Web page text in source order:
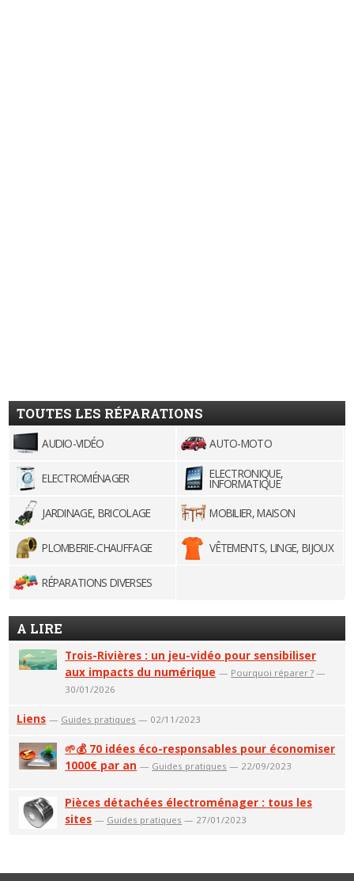
TOUTES LES RÉPARATIONS
AUDIO-VIDÉO AUTO-MOTO
ELECTROMÉNAGER ELECTRONIQUE,
INFORMATIQUE
JARDINAGE, BRICOLAGE
MOBILIER, MAISON
PLOMBERIE-CHAUFFAGE VÊTEMENTS, LINGE, BIJOUX
RÉPARATIONS DIVERSES
A LIRE
Trois-Rivières : un jeu-vidéo pour sensibiliser
aux impacts du numérique — Pourquoi réparer ? —
30/01/2026
Liens — Guides pratiques — 02/11/2023
🌱💰 70 idées éco-responsables pour économiser
1000€ par an — Guides pratiques — 22/09/2023
Pièces détachées électroménager : tous les
sites — Guides pratiques — 27/01/2023